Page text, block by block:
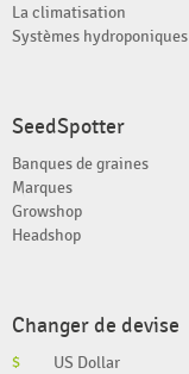
La climatisation
Systèmes hydroponiques
SeedSpotter
Banques de graines
Marques
Growshop
Headshop
Changer de devise
$
US Dollar